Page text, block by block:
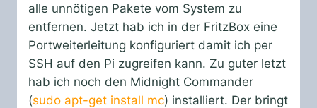
alle unnötigen Pakete vom System zu
entfernen. Jetzt hab ich in der FritzBox eine
Portweiterleitung konfiguriert damit ich per
SSH auf den Pi zugreifen kann. Zu guter letzt
hab ich noch den Midnight Commander
(sudo apt-get install mc) installiert. Der bringt